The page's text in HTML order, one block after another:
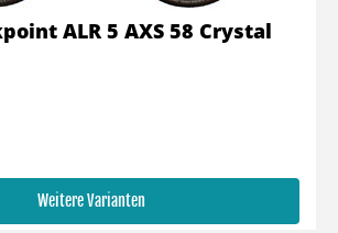
Weitere Varianten
ALR 5 AXS 58 Crystal